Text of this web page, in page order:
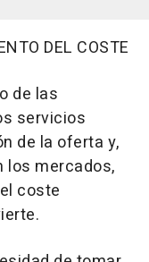
DEL COSTE
de las
servicios
de la oferta y,
los mercados,
coste